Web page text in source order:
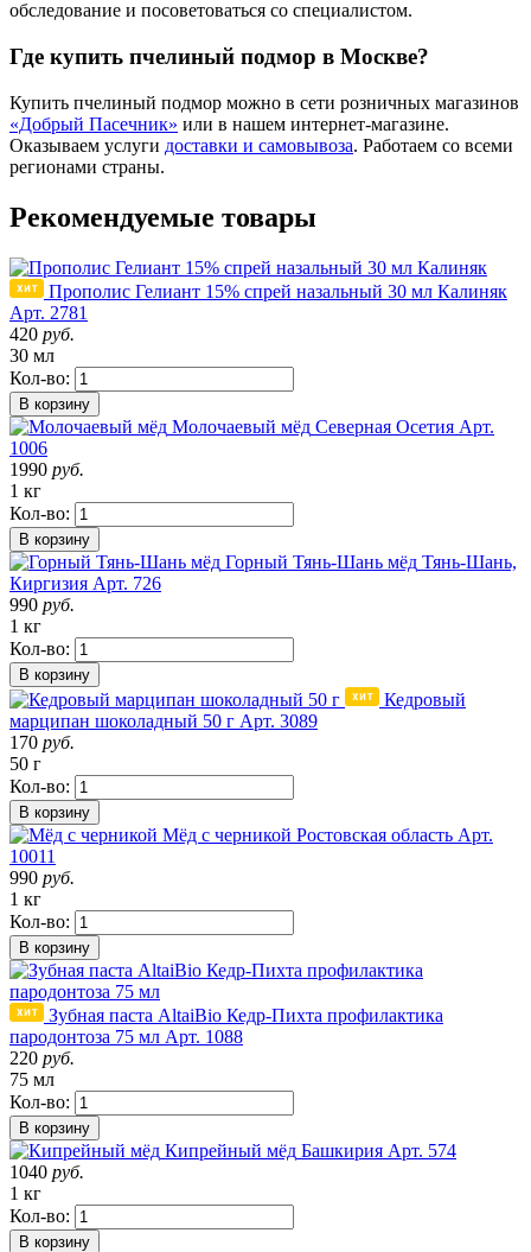
обследование и посоветоваться со специалистом.
Где купить пчелиный подмор в Москве?
Купить пчелиный подмор можно в сети розничных магазинов
«Добрый Пасечник» или в нашем интернет-магазине.
Оказываем услуги доставки и самовывоза. Работаем со всеми
регионами страны.
Рекомендуемые товары
Прополис Гелиант 15% спрей назальный 30 мл Калиняк
Арт. 2781
420 руб.
30 мл
Кол-во:
В корзину
Молочаевый мёд Северная Осетия Арт.
1006
1990 руб.
1 кг
Кол-во:
В корзину
Горный Тянь-Шань мёд Тянь-Шань,
Киргизия Арт. 726
990 руб.
1 кг
Кол-во:
В корзину
Кедровый
марципан шоколадный 50 г Арт. 3089
170 руб.
50 г
Кол-во:
В корзину
Мёд с черникой Ростовская область Арт.
10011
990 руб.
1 кг
Кол-во:
В корзину
Зубная паста AltaiBio Кедр-Пихта профилактика
пародонтоза 75 мл Арт. 1088
220 руб.
75 мл
Кол-во:
В корзину
Кипрейный мёд Башкирия Арт. 574
1040 руб.
1 кг
Кол-во:
В корзину